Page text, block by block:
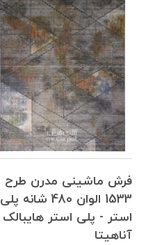
فرش ماشینی مدرن طرح
1533 الوان 480 شانه پلی
استر - پلی استر هایبالک
آناهیتا